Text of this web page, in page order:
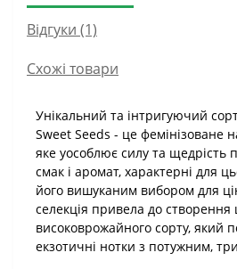
Відгуки (1)
Схожі товари
Унікальний та інтригуючий
Sweet Seeds - це фемінізоване
яке уособлює силу та
смак і аромат, характерні для
його вишуканим вибором для
селекція привела до створення
високоврожайного сорту, який
екзотичні нотки з потужним,